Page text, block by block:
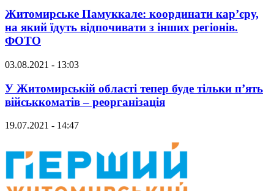
Житомирське Памуккале: координати кар’єру,
на який їдуть відпочивати з інших регіонів.
ФОТО
03.08.2021 - 13:03
У Житомирській області тепер буде тільки п’ять
військкоматів – реорганізація
19.07.2021 - 14:47